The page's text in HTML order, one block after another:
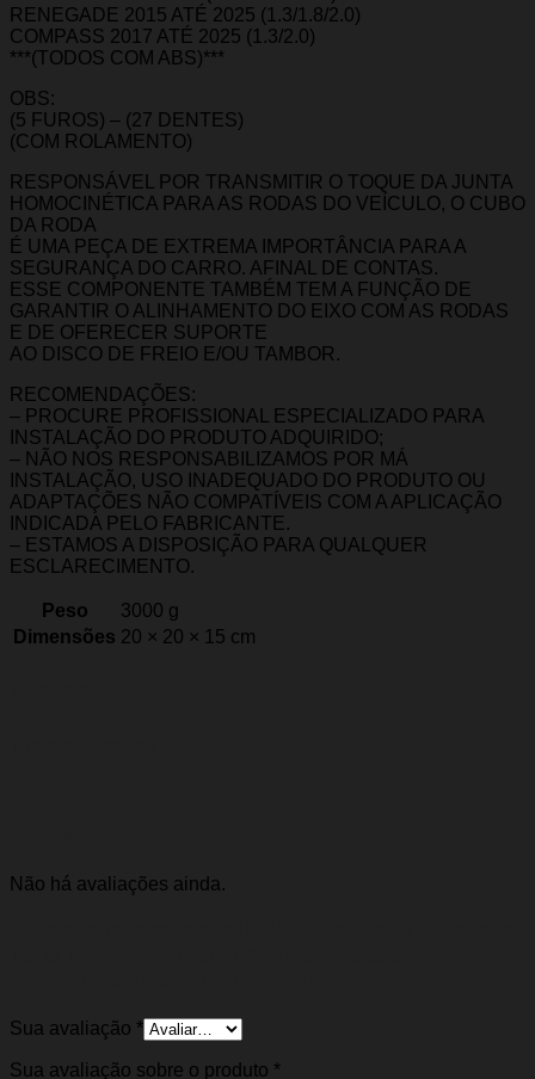
RENEGADE 2015 ATÉ 2025 (1.3/1.8/2.0)
COMPASS 2017 ATÉ 2025 (1.3/2.0)
***(TODOS COM ABS)***
OBS:
(5 FUROS) – (27 DENTES)
(COM ROLAMENTO)
RESPONSÁVEL POR TRANSMITIR O TOQUE DA JUNTA
HOMOCINÉTICA PARA AS RODAS DO VEÍCULO, O CUBO
DA RODA
É UMA PEÇA DE EXTREMA IMPORTÂNCIA PARA A
SEGURANÇA DO CARRO. AFINAL DE CONTAS.
ESSE COMPONENTE TAMBÉM TEM A FUNÇÃO DE
GARANTIR O ALINHAMENTO DO EIXO COM AS RODAS
E DE OFERECER SUPORTE
AO DISCO DE FREIO E/OU TAMBOR.
RECOMENDAÇÕES:
– PROCURE PROFISSIONAL ESPECIALIZADO PARA
INSTALAÇÃO DO PRODUTO ADQUIRIDO;
– NÃO NOS RESPONSABILIZAMOS POR MÁ
INSTALAÇÃO, USO INADEQUADO DO PRODUTO OU
ADAPTAÇÕES NÃO COMPATÍVEIS COM A APLICAÇÃO
INDICADA PELO FABRICANTE.
– ESTAMOS A DISPOSIÇÃO PARA QUALQUER
ESCLARECIMENTO.
Peso
3000 g
Dimensões 20 × 20 × 15 cm
Não há avaliações ainda.
Sua avaliação *
Sua avaliação sobre o produto *